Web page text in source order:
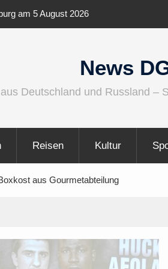
und
News
Deutschland und Russland –
Reisen Kultur
aus Gourmetabteilung